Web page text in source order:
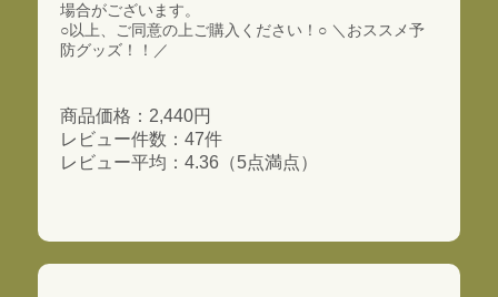
場合がございます。
○以上、ご同意の上ご購入ください！○ ＼おススメ予
防グッズ！！／
商品価格：2,440円
レビュー件数：47件
レビュー平均：4.36（5点満点）